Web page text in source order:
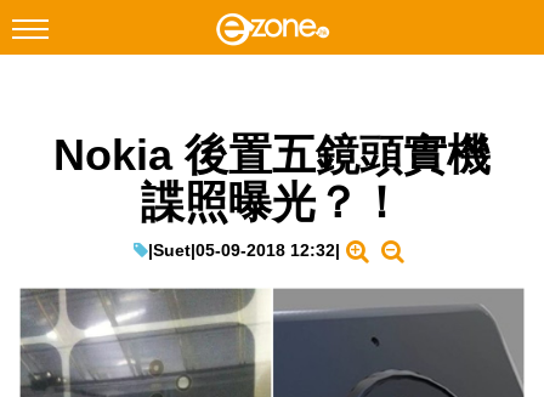
Facebook Instagram
遊戲動漫
教學評測
EduTech
Nokia 後置五鏡頭實機
諜照曝光？！
|Suet|05-09-2018 12:32|